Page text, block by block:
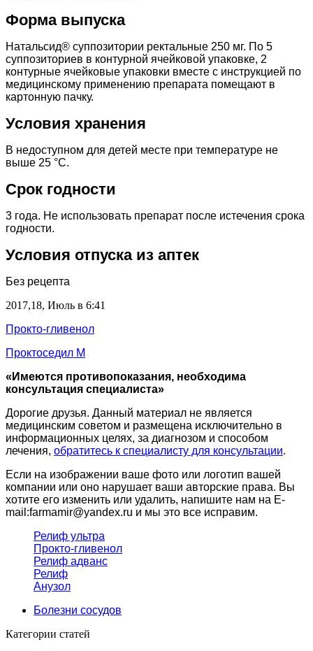
Форма выпуска
Натальсид® суппозитории ректальные 250 мг. По 5
суппозиториев в контурной ячейковой упаковке, 2
контурные ячейковые упаковки вместе с инструкцией по
медицинскому применению препарата помещают в
картонную пачку.
Условия хранения
В недоступном для детей месте при температуре не
выше 25 °С.
Срок годности
3 года. Не использовать препарат после истечения срока
годности.
Условия отпуска из аптек
Без рецепта
2017,18, Июль в 6:41
Прокто-гливенол
Проктоседил М
«Имеются противопоказания, необходима
консультация специалиста»
Дорогие друзья. Данный материал не является
медицинским советом и размещена исключительно в
информационных целях, за диагнозом и способом
лечения, обратитесь к специалисту для консультации.
Если на изображении ваше фото или логотип вашей
компании или оно нарушает ваши авторские права. Вы
хотите его изменить или удалить, напишите нам на E-
mail:farmamir@yandex.ru и мы это все исправим.
Релиф ультра
Прокто-гливенол
Релиф адванс
Релиф
Анузол
Болезни сосудов
Категории статей